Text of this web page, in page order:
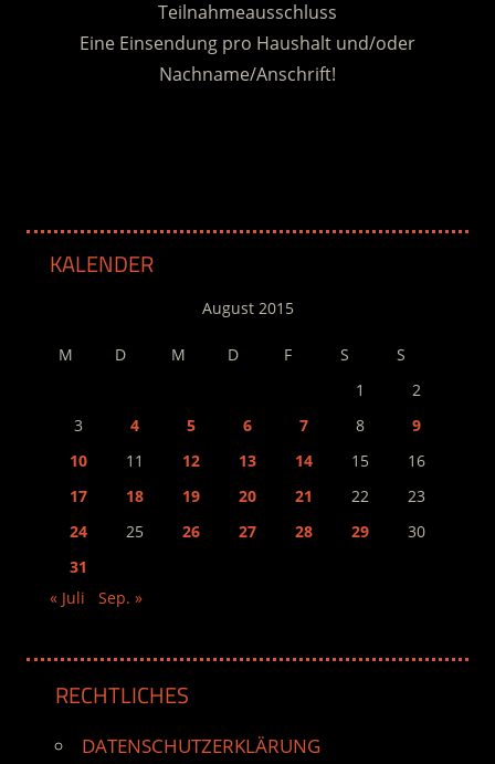
Teilnahmeausschluss
Eine Einsendung pro Haushalt und/oder
Nachname/Anschrift!
KALENDER
August 2015
M D M D F S
S
1
2
3
4 5 6 7 8
9
10
11 12 13 14 15
16
17
18 19 20 21 22
23
24
25 26 27 28 29
30
31
« Juli
Sep. »
RECHTLICHES
DATENSCHUTZERKLÄRUNG